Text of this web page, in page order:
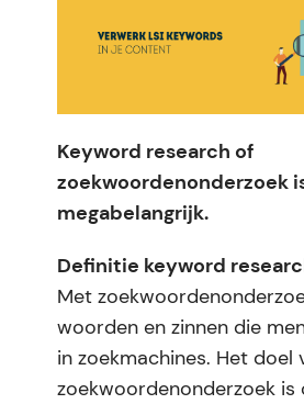
Keyword research of
zoekwoordenonderzoek
megabelangrijk.
Definitie keyword
Met
woorden en zinnen die
in zoekmachines. Het doel
zoekwoordenonderzoek